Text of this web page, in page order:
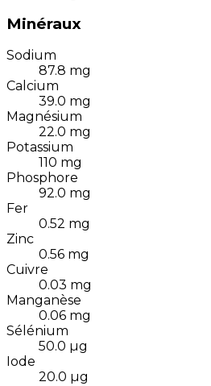
Minéraux
Sodium
87.8 mg
Calcium
39.0 mg
Magnésium
22.0 mg
Potassium
110 mg
Phosphore
92.0 mg
Fer
0.52 mg
Zinc
0.56 mg
Cuivre
0.03 mg
Manganèse
0.06 mg
Sélénium
50.0 µg
Iode
20.0 µg